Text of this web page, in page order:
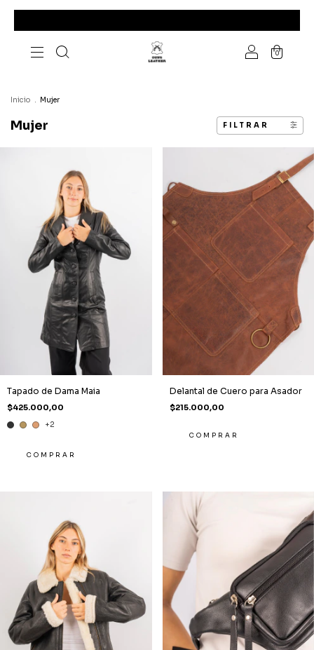
0
Inicio . Mujer
Mujer FILTRAR
Tapado de Dama Maia
$425.000,00
+2
COMPRAR
Delantal de Cuero para Asador
$215.000,00